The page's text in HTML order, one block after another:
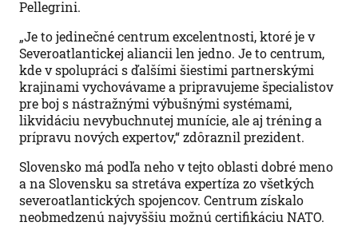
Pellegrini.
„Je to jedinečné centrum excelentnosti, ktoré je v
Severoatlantickej aliancii len jedno. Je to centrum,
kde v spolupráci s ďalšími šiestimi partnerskými
krajinami vychovávame a pripravujeme špecialistov
pre boj s nástražnými výbušnými systémami,
likvidáciu nevybuchnutej munície, ale aj tréning a
prípravu nových expertov,“ zdôraznil prezident.
Slovensko má podľa neho v tejto oblasti dobré meno
a na Slovensku sa stretáva expertíza zo všetkých
severoatlantických spojencov. Centrum získalo
neobmedzenú najvyššiu možnú certifikáciu NATO.